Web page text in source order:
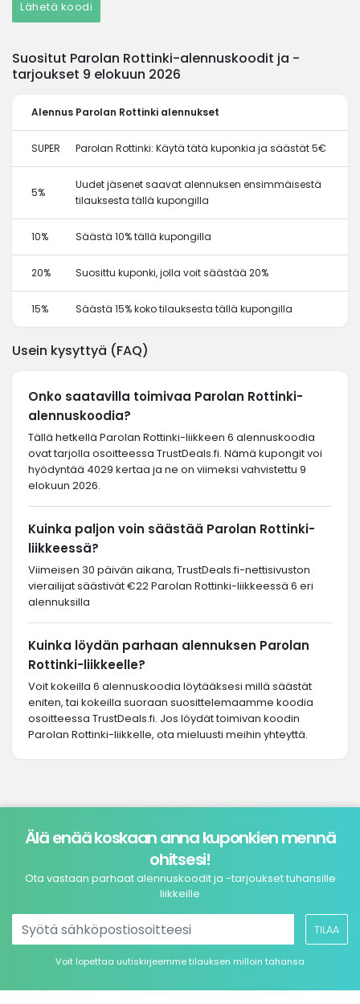
Lähetä koodi
Suositut Parolan Rottinki-alennuskoodit ja -
tarjoukset 9 elokuun 2026
Alennus Parolan Rottinki alennukset
SUPER Parolan Rottinki: Käytä tätä kuponkia ja säästät 5€
5%
Uudet jäsenet saavat alennuksen ensimmäisestä
tilauksesta tällä kupongilla
10% Säästä 10% tällä kupongilla
20% Suosittu kuponki, jolla voit säästää 20%
15% Säästä 15% koko tilauksesta tällä kupongilla
Usein kysyttyä (FAQ)
Onko saatavilla toimivaa Parolan Rottinki-
alennuskoodia?
Tällä hetkellä Parolan Rottinki-liikkeen 6 alennuskoodia
ovat tarjolla osoitteessa TrustDeals.fi. Nämä kupongit voi
hyödyntää 4029 kertaa ja ne on viimeksi vahvistettu 9
elokuun 2026.
Kuinka paljon voin säästää Parolan Rottinki-
liikkeessä?
Viimeisen 30 päivän aikana, TrustDeals.fi-nettisivuston
vierailijat säästivät €22 Parolan Rottinki-liikkeessä 6 eri
alennuksilla
Kuinka löydän parhaan alennuksen Parolan
Rottinki-liikkeelle?
Voit kokeilla 6 alennuskoodia löytääksesi millä säästät
eniten, tai kokeilla suoraan suosittelemaamme koodia
osoitteessa TrustDeals.fi. Jos löydät toimivan koodin
Parolan Rottinki-liikkelle, ota mieluusti meihin yhteyttä.
Älä enää koskaan anna kuponkien mennä
ohitsesi!
Ota vastaan parhaat alennuskoodit ja -tarjoukset tuhansille
liikkeille
TILAA
Voit lopettaa uutiskirjeemme tilauksen milloin tahansa